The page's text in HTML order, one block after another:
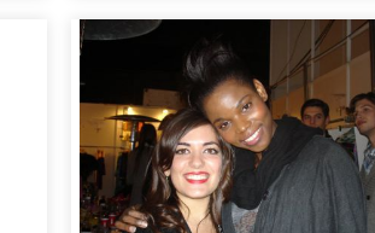
Moda y Pasarela